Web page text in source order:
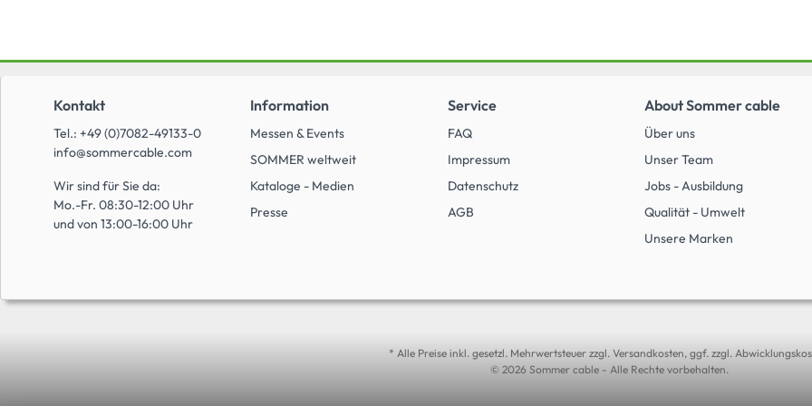
Information
Messen & Events
SOMMER weltweit
Kataloge - Medien
Presse
Service
FAQ
Impressum
Datenschutz
AGB
About Sommer cable
Über uns
Unser Team
Jobs - Ausbildung
Qualität - Umwelt
Unsere Marken
Kontakt
Tel.: +49 (0)7082-49133-0
info@sommercable.com
Wir sind für Sie da:
Mo.-Fr. 08:30-12:00 Uhr
und von 13:00-16:00 Uhr
* Alle Preise inkl. gesetzl. Mehrwertsteuer zzgl. Versandkosten, ggf. zzgl.
© 2026 Sommer cable - Alle Rechte vorbehalten.